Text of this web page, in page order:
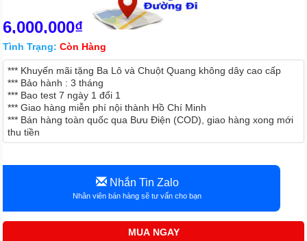
6,000,000₫
Tình Trạng: Còn Hàng
*** Khuyến mãi tặng Ba Lô và Chuột Quang không dây cao cấp
*** Bảo hành : 3 tháng
*** Bao test 7 ngày 1 đổi 1
*** Giao hàng miễn phí nội thành Hồ Chí Minh
*** Bán hàng toàn quốc qua Bưu Điện (COD), giao hàng xong mới
thu tiền
Nhắn Tin Zalo
Nhân viên bán hàng sẽ tư vấn cho bạn
MUA NGAY